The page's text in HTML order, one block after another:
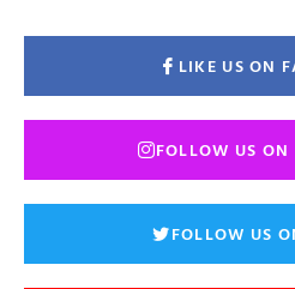
LIKE US ON
FOLLOW US
FOLLOW US